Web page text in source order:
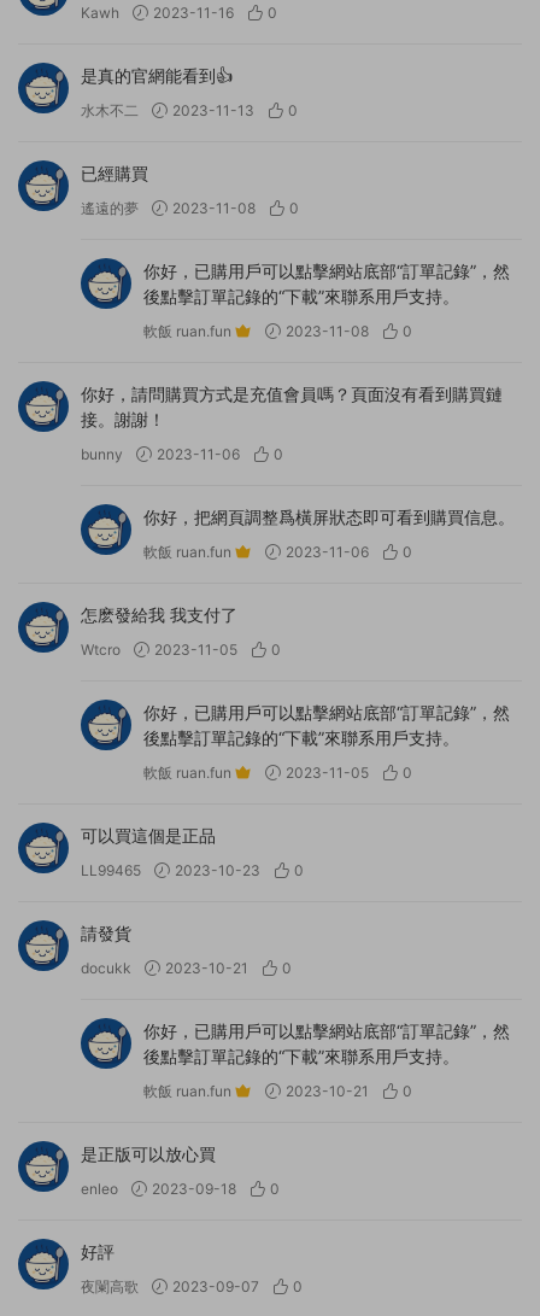
Kawh 2023-11-16 0
是真的官網能看到👍
水木不二 2023-11-13 0
已經購買
遙遠的夢 2023-11-08 0
你好，已購用戶可以點擊網站底部“訂單記錄”，然
後點擊訂單記錄的“下載”來聯系用戶支持。
軟飯 ruan.fun 2023-11-08 0
你好，請問購買方式是充值會員嗎？頁面沒有看到購買鏈
接。謝謝！
bunny 2023-11-06 0
你好，把網頁調整爲橫屏狀态即可看到購買信息。
軟飯 ruan.fun 2023-11-06 0
怎麽發給我 我支付了
Wtcro 2023-11-05 0
你好，已購用戶可以點擊網站底部“訂單記錄”，然
後點擊訂單記錄的“下載”來聯系用戶支持。
軟飯 ruan.fun 2023-11-05 0
可以買這個是正品
LL99465 2023-10-23 0
請發貨
docukk 2023-10-21 0
你好，已購用戶可以點擊網站底部“訂單記錄”，然
後點擊訂單記錄的“下載”來聯系用戶支持。
軟飯 ruan.fun 2023-10-21 0
是正版可以放心買
enleo 2023-09-18 0
好評
夜闌高歌 2023-09-07 0